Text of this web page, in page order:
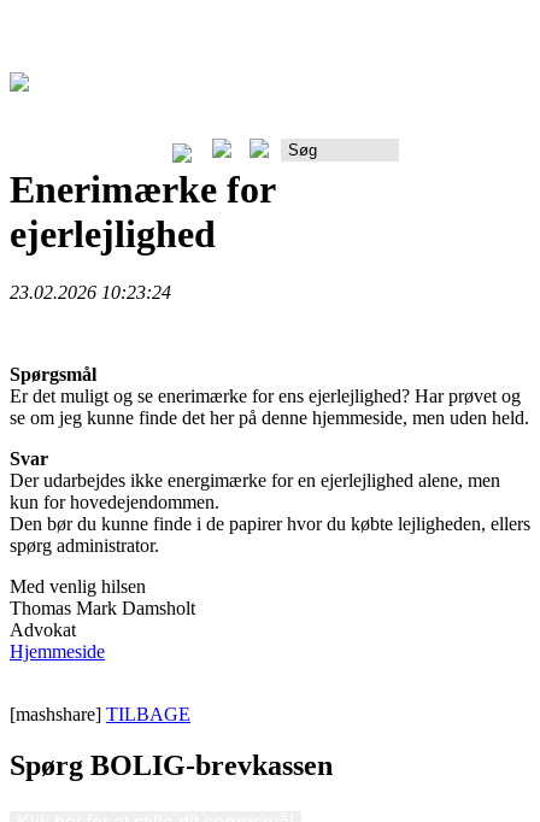
Enerimærke for
ejerlejlighed
23.02.2026 10:23:24
Spørgsmål
Er det muligt og se enerimærke for ens ejerlejlighed? Har prøvet og
se om jeg kunne finde det her på denne hjemmeside, men uden held.
Svar
Der udarbejdes ikke energimærke for en ejerlejlighed alene, men
kun for hovedejendommen.
Den bør du kunne finde i de papirer hvor du købte lejligheden, ellers
spørg administrator.
Med venlig hilsen
Thomas Mark Damsholt
Advokat
Hjemmeside
[mashshare] TILBAGE
Spørg BOLIG-brevkassen